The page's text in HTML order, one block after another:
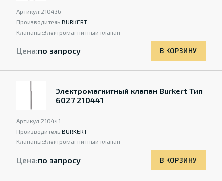
Артикул:210436
Производитель:BURKERT
Клапаны:Электромагнитный клапан
Цена:по запросу В КОРЗИНУ
Электромагнитный клапан Burkert Тип
6027 210441
Артикул:210441
Производитель:BURKERT
Клапаны:Электромагнитный клапан
Цена:по запросу В КОРЗИНУ